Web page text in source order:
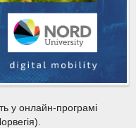
у онлайн-програмі